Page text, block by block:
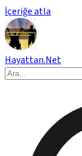
İçeriğe atla
Hayattan.Net